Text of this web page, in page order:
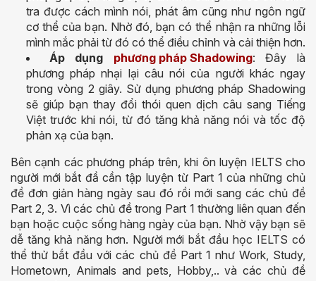
tra được cách mình nói, phát âm cũng như ngôn ngữ
cơ thể của bạn. Nhờ đó, bạn có thể nhận ra những lỗi
mình mắc phải từ đó có thể điều chỉnh và cải thiện hơn.
Áp dụng phương pháp Shadowing: Đây là
phương pháp nhại lại câu nói của người khác ngay
trong vòng 2 giây. Sử dụng phương pháp Shadowing
sẽ giúp bạn thay đổi thói quen dịch câu sang Tiếng
Việt trước khi nói, từ đó tăng khả năng nói và tốc độ
phản xạ của bạn.
Bên cạnh các phương pháp trên, khi ôn luyện IELTS cho
người mới bắt đầ cần tập luyện từ Part 1 của những chủ
đề đơn giản hàng ngày sau đó rồi mới sang các chủ đề
Part 2, 3. Vì các chủ đề trong Part 1 thường liên quan đến
bạn hoặc cuộc sống hàng ngày của bạn. Nhờ vậy bạn sẽ
dễ tăng khả năng hơn. Người mới bắt đầu học IELTS có
thể thử bắt đầu với các chủ đề Part 1 như Work, Study,
Hometown, Animals and pets, Hobby,.. và các chủ đề